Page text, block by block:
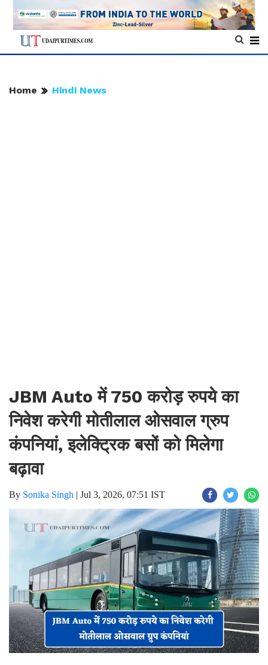
Home Hindi News
JBM Auto में 750 करोड़ रुपये का
निवेश करेगी मोतीलाल ओसवाल ग्रुप
कंपनियां, इलेक्ट्रिक बसों को मिलेगा
बढ़ावा
By Sonika Singh | Jul 3, 2026, 07:51 IST